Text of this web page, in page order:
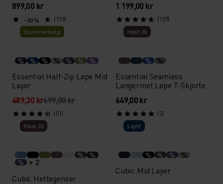
899,00 kr
(139)
1 199,00 kr
(107)
-30 %
Sommersalg
% % % % % % %
Essential Half-Zip Løpe Mid
Layer
489,30 kr699,00 kr
(51)
Høst 26
% %
Essential Seamless
Langermet Løpe T-Skjorte
649,00 kr
(2)
Høst 26
%
%
%
+ 2
Cubic Hettegenser
Light
% % % %
Cubic Mid Layer